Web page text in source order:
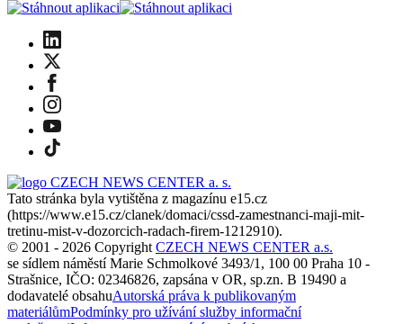
Tato stránka byla vytištěna z magazínu e15.cz
(https://www.e15.cz/clanek/domaci/cssd-zamestnanci-maji-mit-
tretinu-mist-v-dozorcich-radach-firem-1212910).
© 2001 - 2026 Copyright CZECH NEWS CENTER a.s.
se sídlem náměstí Marie Schmolkové 3493/1, 100 00 Praha 10 -
Strašnice, IČO: 02346826, zapsána v OR, sp.zn. B 19490 a
dodavatelé obsahuAutorská práva k publikovaným
materiálůmPodmínky pro užívání služby informační